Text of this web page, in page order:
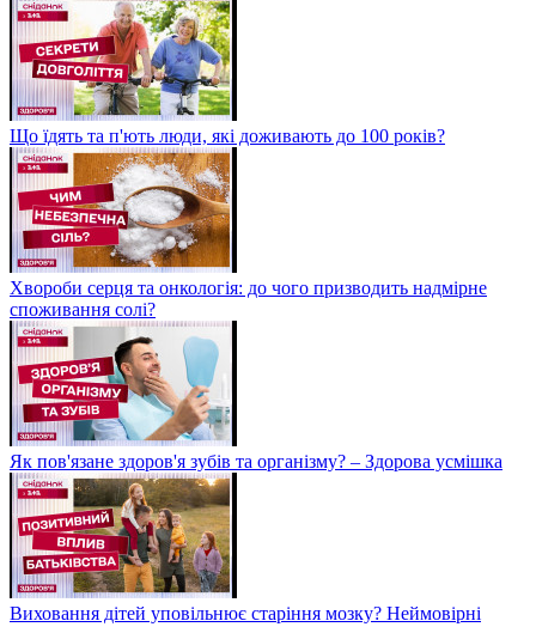
Що їдять та п'ють люди, які доживають до 100 років?
Хвороби серця та онкологія: до чого призводить надмірне
споживання солі?
Як пов'язане здоров'я зубів та організму? – Здорова усмішка
Виховання дітей уповільнює старіння мозку? Неймовірні